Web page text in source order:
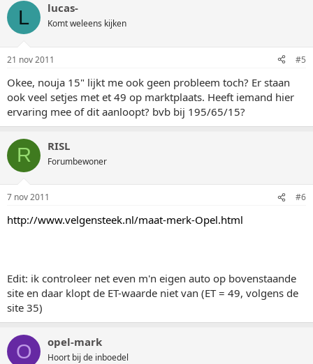
L lucas-
Komt weleens kijken
21 nov 2011 #5
Okee, nouja 15" lijkt me ook geen probleem toch? Er staan
ook veel setjes met et 49 op marktplaats. Heeft iemand hier
ervaring mee of dit aanloopt? bvb bij 195/65/15?
R RISL
Forumbewoner
7 nov 2011 #6
http://www.velgensteek.nl/maat-merk-Opel.html
Edit: ik controleer net even m'n eigen auto op bovenstaande
site en daar klopt de ET-waarde niet van (ET = 49, volgens de
site 35)
O opel-mark
Hoort bij de inboedel